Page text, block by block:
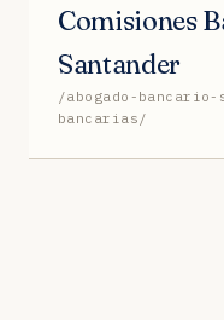
Comisiones
Santander
/abogado-
bancarias/